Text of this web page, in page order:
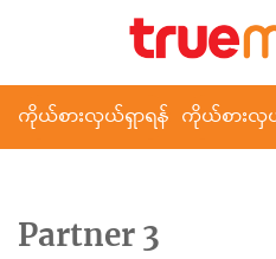
ကိုယ်စားလှယ်ရှာရန် ကိုယ်စားလှ
Partner 3